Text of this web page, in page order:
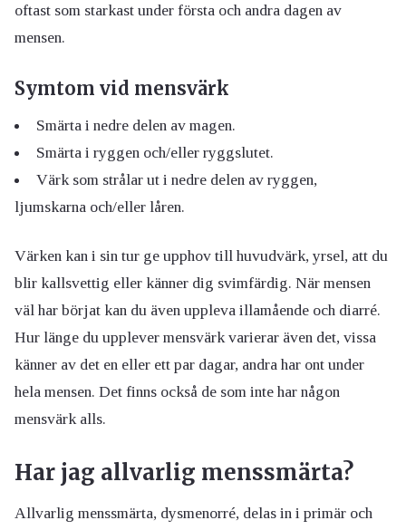
oftast som starkast under första och andra dagen av
mensen.
Symtom vid mensvärk
Smärta i nedre delen av magen.
Smärta i ryggen och/eller ryggslutet.
Värk som strålar ut i nedre delen av ryggen,
ljumskarna och/eller låren.
Värken kan i sin tur ge upphov till huvudvärk, yrsel, att du
blir kallsvettig eller känner dig svimfärdig. När mensen
väl har börjat kan du även uppleva illamående och diarré.
Hur länge du upplever mensvärk varierar även det, vissa
känner av det en eller ett par dagar, andra har ont under
hela mensen. Det finns också de som inte har någon
mensvärk alls.
Har jag allvarlig menssmärta?
Allvarlig menssmärta, dysmenorré, delas in i primär och